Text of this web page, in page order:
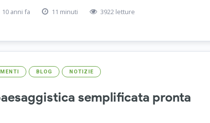
10 anni fa 11 minuti 3922 letture
BLOG NOTIZIE
semplificata pronta